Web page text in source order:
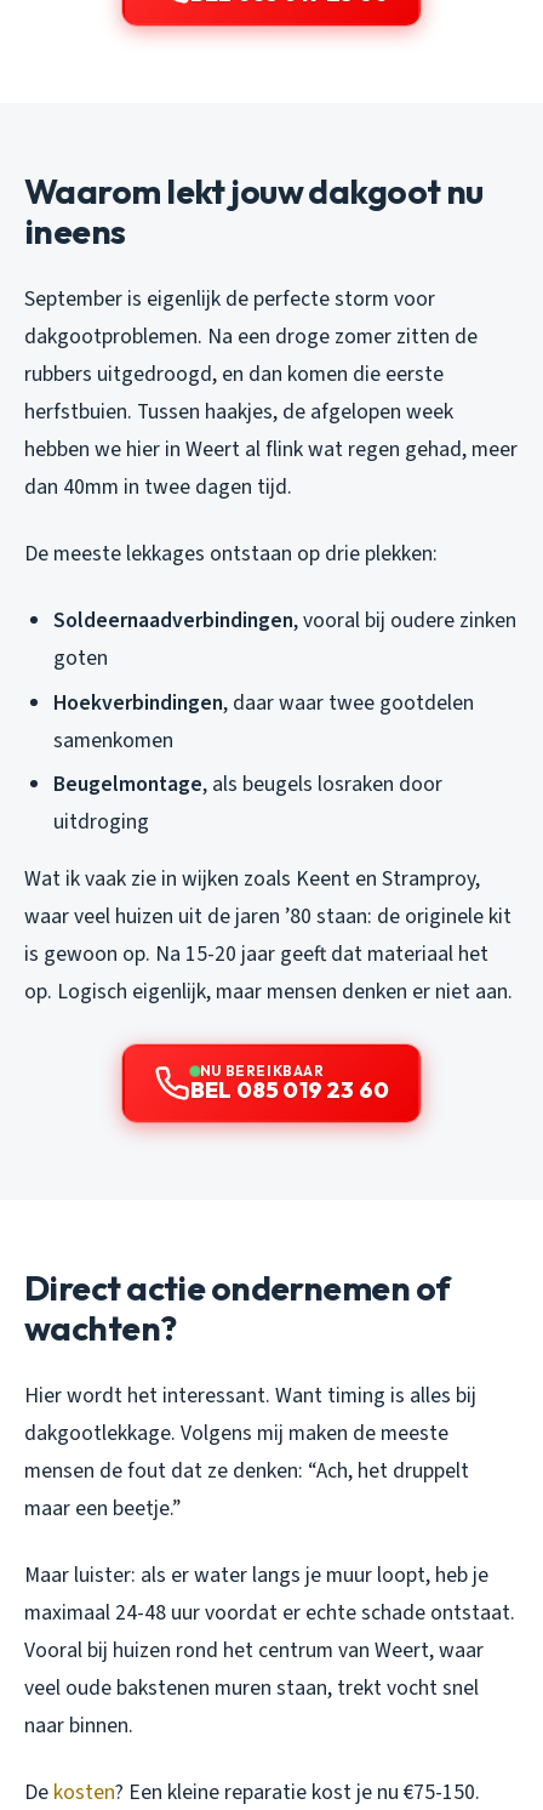
Waarom lekt jouw dakgoot nu
ineens
September is eigenlijk de perfecte storm voor
dakgootproblemen. Na een droge zomer zitten de
rubbers uitgedroogd, en dan komen die eerste
herfstbuien. Tussen haakjes, de afgelopen week
hebben we hier in Weert al flink wat regen gehad, meer
dan 40mm in twee dagen tijd.
De meeste lekkages ontstaan op drie plekken:
Soldeernaadverbindingen, vooral bij oudere zinken
goten
Hoekverbindingen, daar waar twee gootdelen
samenkomen
Beugelmontage, als beugels losraken door
uitdroging
Wat ik vaak zie in wijken zoals Keent en Stramproy,
waar veel huizen uit de jaren ’80 staan: de originele kit
is gewoon op. Na 15-20 jaar geeft dat materiaal het
op. Logisch eigenlijk, maar mensen denken er niet aan.
NU BEREIKBAAR
BEL 085 019 23 60
Direct actie ondernemen of
wachten?
Hier wordt het interessant. Want timing is alles bij
dakgootlekkage. Volgens mij maken de meeste
mensen de fout dat ze denken: “Ach, het druppelt
maar een beetje.”
Maar luister: als er water langs je muur loopt, heb je
maximaal 24-48 uur voordat er echte schade ontstaat.
Vooral bij huizen rond het centrum van Weert, waar
veel oude bakstenen muren staan, trekt vocht snel
naar binnen.
De kosten? Een kleine reparatie kost je nu €75-150.